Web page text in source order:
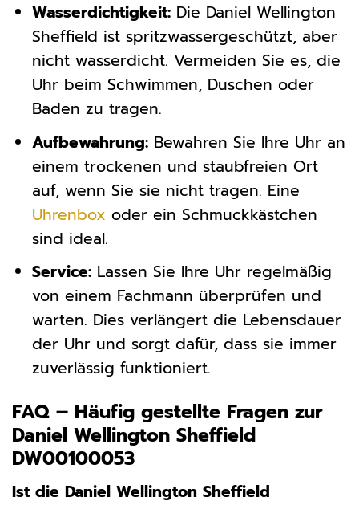
Wasserdichtigkeit:Die Daniel Wellington
Sheffield ist spritzwassergeschützt, aber
nicht wasserdicht. Vermeiden Sie es, die
Uhr beim Schwimmen, Duschen oder
Baden zu tragen.
Aufbewahrung:Bewahren Sie Ihre Uhr an
einem trockenen und staubfreien Ort
auf, wenn Sie sie nicht tragen. Eine
Uhrenbox oder ein Schmuckkästchen
sind ideal.
Service:Lassen Sie Ihre Uhr regelmäßig
von einem Fachmann überprüfen und
warten. Dies verlängert die Lebensdauer
der Uhr und sorgt dafür, dass sie immer
zuverlässig funktioniert.
FAQ – Häufig gestellte Fragen zur
Daniel Wellington Sheffield
DW00100053
Ist die Daniel Wellington Sheffield